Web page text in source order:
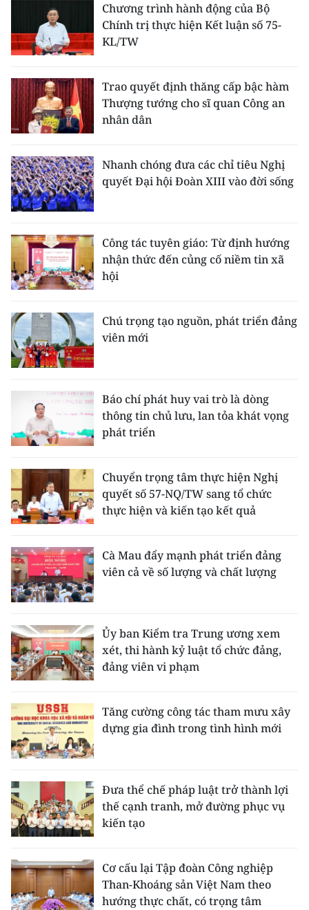
Chương trình hành động của Bộ
Chính trị thực hiện Kết luận số 75-
KL/TW
Trao quyết định thăng cấp bậc hàm
Thượng tướng cho sĩ quan Công an
nhân dân
Nhanh chóng đưa các chỉ tiêu Nghị
quyết Đại hội Đoàn XIII vào đời sống
Công tác tuyên giáo: Từ định hướng
nhận thức đến củng cố niềm tin xã
hội
Chú trọng tạo nguồn, phát triển đảng
viên mới
Báo chí phát huy vai trò là dòng
thông tin chủ lưu, lan tỏa khát vọng
phát triển
Chuyển trọng tâm thực hiện Nghị
quyết số 57-NQ/TW sang tổ chức
thực hiện và kiến tạo kết quả
Cà Mau đẩy mạnh phát triển đảng
viên cả về số lượng và chất lượng
Ủy ban Kiểm tra Trung ương xem
xét, thi hành kỷ luật tổ chức đảng,
đảng viên vi phạm
Tăng cường công tác tham mưu xây
dựng gia đình trong tình hình mới
Đưa thể chế pháp luật trở thành lợi
thế cạnh tranh, mở đường phục vụ
kiến tạo
Cơ cấu lại Tập đoàn Công nghiệp
Than-Khoáng sản Việt Nam theo
hướng thực chất, có trọng tâm